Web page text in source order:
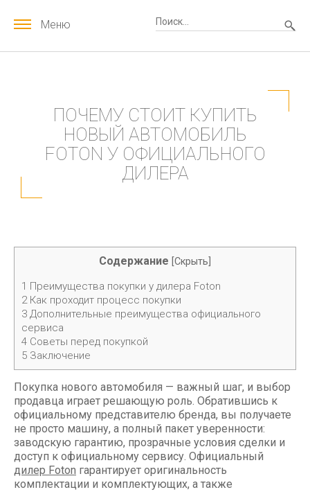
Меню
ПОЧЕМУ СТОИТ КУПИТЬ
НОВЫЙ АВТОМОБИЛЬ
FOTON У ОФИЦИАЛЬНОГО
ДИЛЕРА
Содержание Скрыть
1 Преимущества покупки у дилера Foton
2Как проходит процесс покупки
3 Дополнительные преимущества официального
сервиса
4 Советы перед покупкой
5 Заключение
Покупка нового автомобиля — важный шаг, и выбор
продавца играет решающую роль. Обратившись к
официальному представителю бренда, вы получаете
не просто машину, а полный пакет уверенности:
заводскую гарантию, прозрачные условия сделки и
доступ к официальному сервису. Официальный
дилер Foton гарантирует оригинальность
комплектации и комплектующих, а также